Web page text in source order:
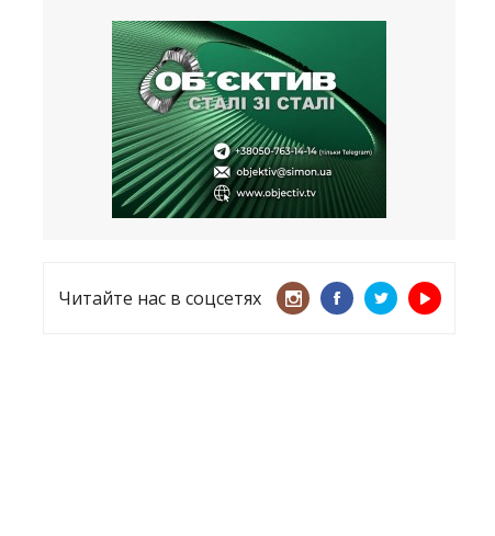
Чугуева, города, который устоял,
несмотря ни на что
21.05.2026
«ТЦК нарушает закон? Пусть
платят!» Как благодаря штрафу
женщину сняли с учета
15.05.2026
Читайте нас в соцсетях